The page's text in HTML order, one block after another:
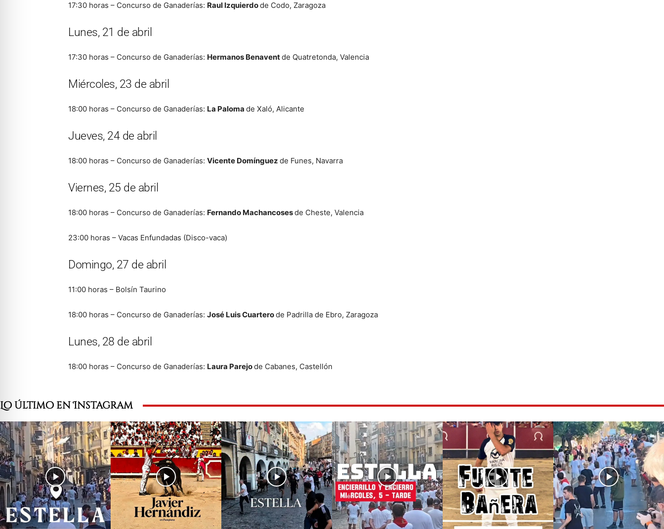
17:30 horas – Concurso de Ganaderías: Raul Izquierdode Codo, Zaragoza
Lunes, 21 de abril
17:30 horas – Concurso de Ganaderías: Hermanos Benaventde Quatretonda, Valencia
Miércoles, 23 de abril
18:00 horas – Concurso de Ganaderías: La Paloma de Xaló, Alicante
Jueves, 24 de abril
18:00 horas – Concurso de Ganaderías: Vicente Domínguez de Funes, Navarra
Viernes, 25 de abril
18:00 horas – Concurso de Ganaderías: Fernando Machancosesde Cheste, Valencia
23:00 horas – Vacas Enfundadas (Disco-vaca)
Domingo, 27 de abril
11:00 horas – Bolsín Taurino
18:00 horas – Concurso de Ganaderías: José Luis Cuarterode Padrilla de Ebro, Zaragoza
Lunes, 28 de abril
18:00 horas – Concurso de Ganaderías: Laura Parejode Cabanes, Castellón
Lo último en Instagram